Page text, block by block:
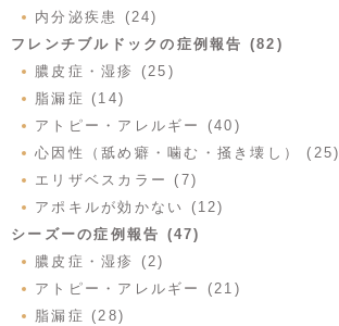
内分泌疾患 (24)
フレンチブルドックの症例報告 (82)
膿皮症・湿疹 (25)
脂漏症 (14)
アトピー・アレルギー (40)
心因性（舐め癖・噛む・掻き壊し） (25)
エリザベスカラー (7)
アポキルが効かない (12)
シーズーの症例報告 (47)
膿皮症・湿疹 (2)
アトピー・アレルギー (21)
脂漏症 (28)